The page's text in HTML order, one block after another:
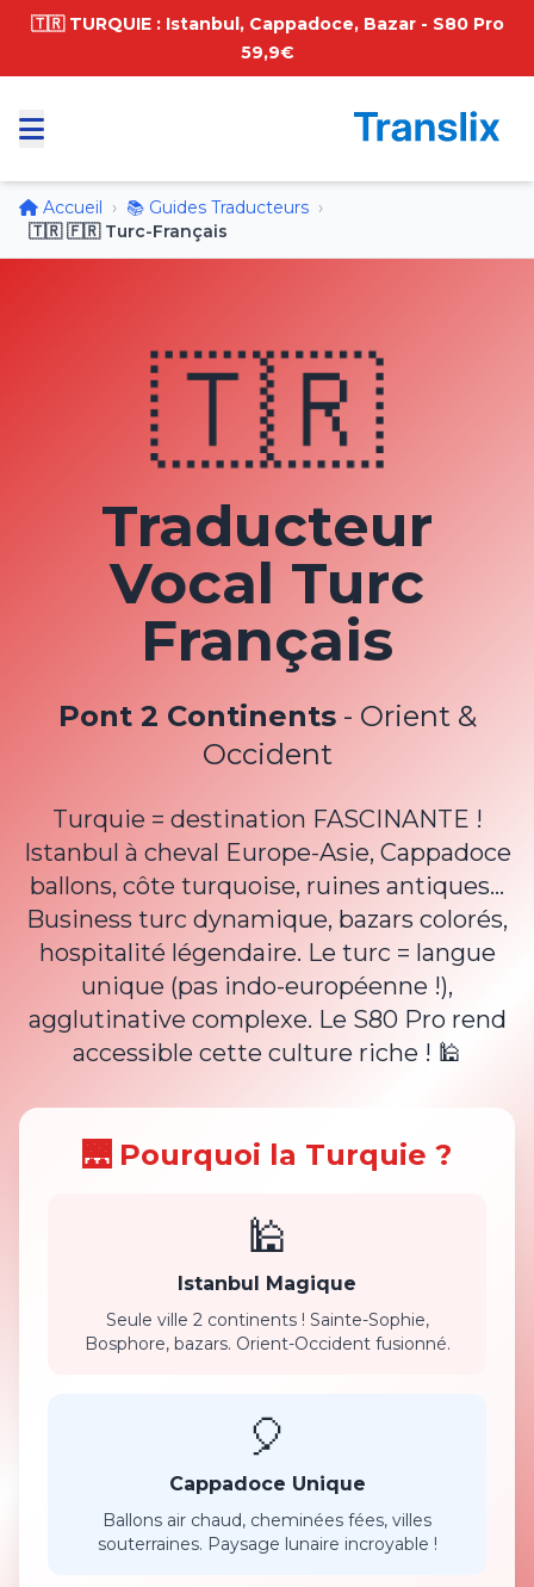
🇹🇷 TURQUIE : Istanbul, Cappadoce, Bazar - S80 Pro
59,9€
Accueil › 📚 Guides Traducteurs ›
🇹🇷 🇫🇷 Turc-Français
🇹🇷
Traducteur
Vocal Turc
Français
Pont 2 Continents- Orient &
Occident
Turquie = destination FASCINANTE !
Istanbul à cheval Europe-Asie, Cappadoce
ballons, côte turquoise, ruines antiques...
Business turc dynamique, bazars colorés,
hospitalité légendaire. Le turc = langue
unique (pas indo-européenne !),
agglutinative complexe. Le S80 Pro rend
accessible cette culture riche ! 🕌
🌉 Pourquoi la Turquie ?
🕌
Istanbul Magique
Seule ville 2 continents ! Sainte-Sophie,
Bosphore, bazars. Orient-Occident fusionné.
🎈
Cappadoce Unique
Ballons air chaud, cheminées fées, villes
souterraines. Paysage lunaire incroyable !